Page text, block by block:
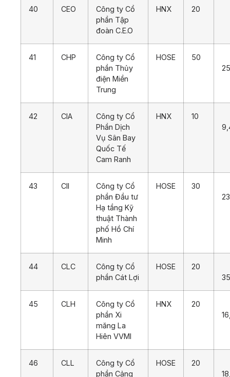
40 CEO
Công ty Cổ
phần Tập
đoàn C.E.O
HNX 20
41 CHP
Công ty Cổ
phần Thủy
điện Miền
Trung
HOSE
50
42 CIA
Công ty Cổ
Phần Dịch
Vụ Sân Bay
Quốc Tế
Cam Ranh
HNX
10
43 CII
Công ty Cổ
phần Đầu tư
Hạ tầng Kỹ
thuật Thành
phố Hồ Chí
Minh
HOSE
30
44 CLC
Công ty Cổ
phần Cát Lợi
HOSE
20
45 CLH
Công ty Cổ
phần Xi
măng La
Hiên VVMI
HNX
20
46 CLL
Công ty Cổ
phần Cảng
HOSE
20